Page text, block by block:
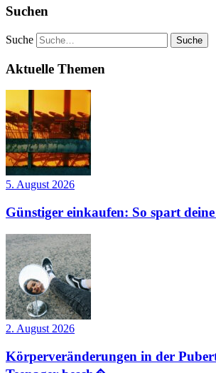
Suchen
Suche
Aktuelle Themen
5. August 2026
Günstiger einkaufen: So spart
2. August 2026
Körperveränderungen in der